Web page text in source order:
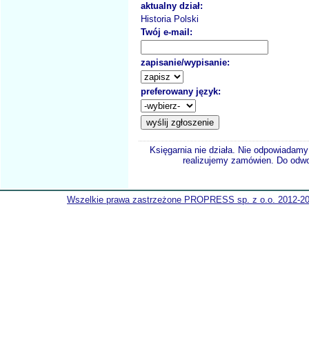
aktualny dział:
Historia Polski
Twój e-mail:
zapisanie/wypisanie:
preferowany język:
Księgarnia nie działa. Nie
realizujemy zamówien. Do
Wszelkie prawa zastrzeżone PROPRESS sp. z o.o. 2012-